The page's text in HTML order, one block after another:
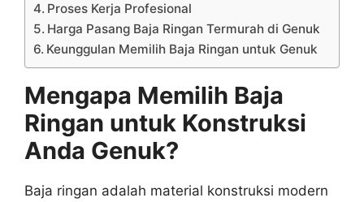
Proses Kerja Profesional
Harga Pasang Baja Ringan Termurah di Genuk
Keunggulan Memilih Baja Ringan untuk Genuk
Mengapa Memilih Baja
Ringan untuk Konstruksi
Anda Genuk?
Baja ringan adalah material konstruksi modern